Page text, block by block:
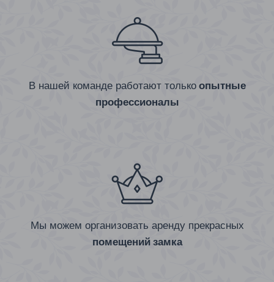
В нашей команде работают толькоопытные
профессионалы
Мы можем организовать аренду прекрасных
помещений замка